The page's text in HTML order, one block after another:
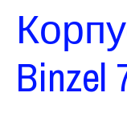
Binzel